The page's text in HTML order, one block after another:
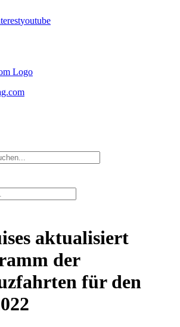
youtube
aktualisiert
der
für den